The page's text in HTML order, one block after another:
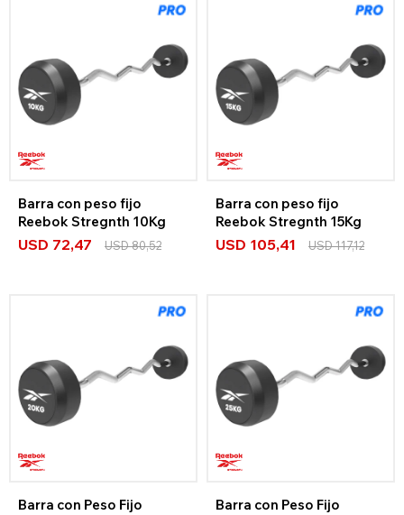
Barra con peso fijo
Reebok Stregnth 10Kg
USD 72,47 USD80,52
Barra con peso fijo
Reebok Stregnth 15Kg
USD 105,41 USD117,12
Barra con Peso Fijo
Barra con Peso Fijo